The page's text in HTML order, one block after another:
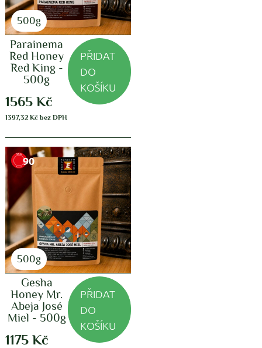
500g
Parainema
Red Honey
Red King -
500g
1565 Kč
1397,32 Kčbez DPH
PŘIDAT
DO
KOŠÍKU
90
500g
Gesha
Honey Mr.
Abeja José
Miel - 500g
1175 Kč
PŘIDAT
DO
KOŠÍKU